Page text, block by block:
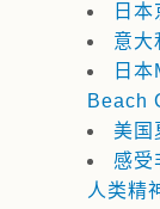
日
意大
日
Beach
美国
感受
人类精